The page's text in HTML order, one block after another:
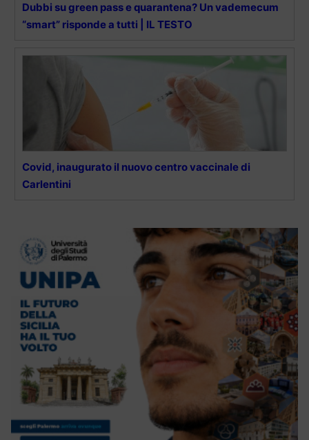
Dubbi su green pass e quarantena? Un vademecum
“smart” risponde a tutti | IL TESTO
Covid, inaugurato il nuovo centro vaccinale di
Carlentini